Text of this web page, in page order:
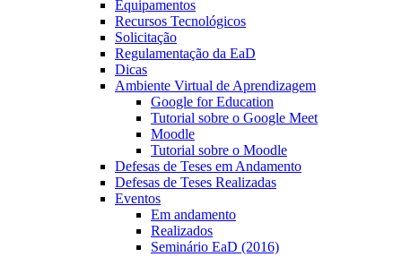
Equipamentos
Recursos Tecnológicos
Solicitação
Regulamentação da EaD
Dicas
Ambiente Virtual de Aprendizagem
Google for Education
Tutorial sobre o Google Meet
Moodle
Tutorial sobre o Moodle
Defesas de Teses em Andamento
Defesas de Teses Realizadas
Eventos
Em andamento
Realizados
Seminário EaD (2016)